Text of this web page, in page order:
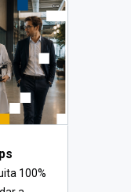
100%